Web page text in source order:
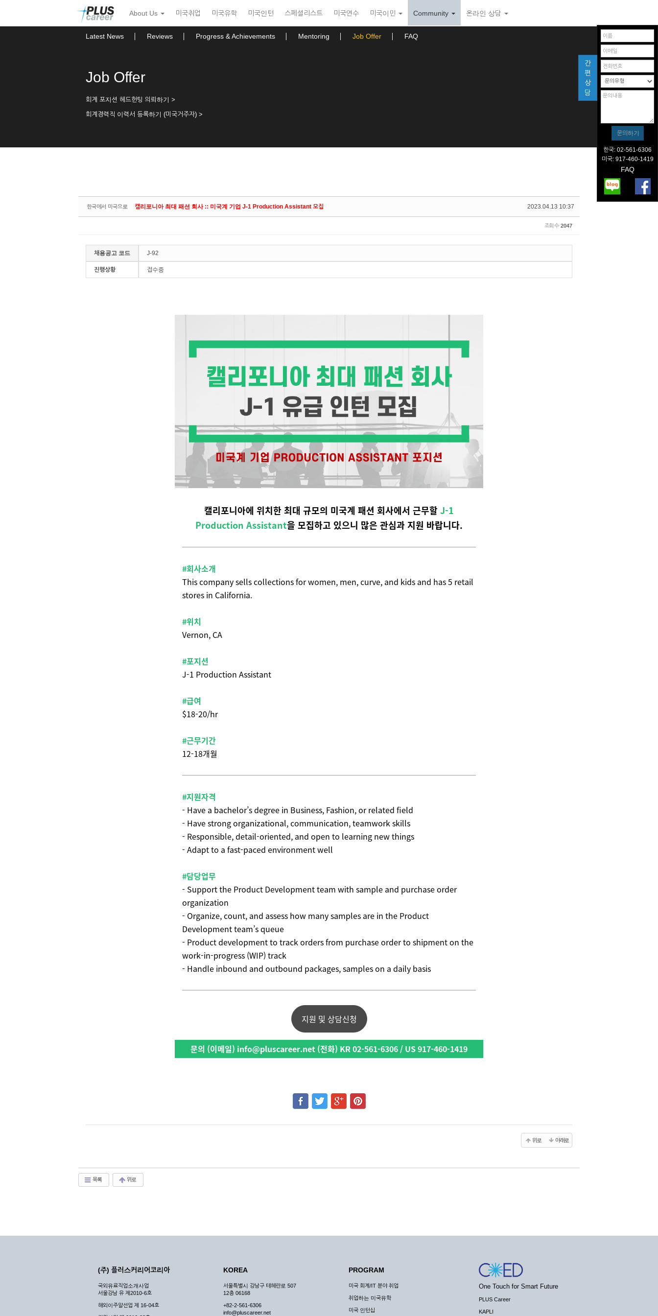
뉴
토
About Us 미국취업 미국유학 미국인턴 스페셜리스트 미국연수 미국이민 Community 온라인 상담
Latest News Reviews Progress & Achievements Mentoring Job Offer FAQ
Job Offer
회계 포지션 헤드헌팅 의뢰하기 >
회계경력직 이력서 등록하기 (미국거주자) >
한국에서 미국으로 2023.04.13 10:37
캘리포니아 최대 패션 회사 :: 미국계 기업 J-1 Production Assistant 모집
조회 수 2047
채용공고 코드 J-92
진행상황 접수중
캘리포니아에 위치한 최대 규모의 미국계 패션 회사에서 근무할 J-1
Production Assistant을 모집하고 있으니 많은 관심과 지원 바랍니다.
#회사소개
This company sells collections for women, men, curve, and kids and has 5 retail
stores in California.
#위치
Vernon, CA
#포지션
J-1 Production Assistant
#급여
$18-20/hr
#근무기간
12-18개월
#지원자격
- Have a bachelor’s degree in Business, Fashion, or related field
- Have strong organizational, communication, teamwork skills
- Responsible, detail-oriented, and open to learning new things
- Adapt to a fast-paced environment well
#담당업무
- Support the Product Development team with sample and purchase order
organization
- Organize, count, and assess how many samples are in the Product
Development team’s queue
- Product development to track orders from purchase order to shipment on the
work-in-progress (WIP) track
- Handle inbound and outbound packages, samples on a daily basis
지원 및 상담신청
문의 (이메일) info@pluscareer.net (전화) KR 02-561-6306 / US 917-460-1419
위로 아래로
목록 위로
간
편
상
담
한국: 02-561-6306
미국: 917-460-1419
FAQ
(주) 플러스커리어코리아
국외유료직업소개사업
서울강남 유 제2010-6호
해외이주알선업 제 16-04호
KOREA
서울특별시 강남구 테헤란로 507
12층 06168
+82-2-561-6306
info@pluscareer.net
PROGRAM
미국 회계/IT 분야 취업
취업하는 미국유학
미국 인턴십
One Touch for Smart Future
PLUS Career
KAPLI